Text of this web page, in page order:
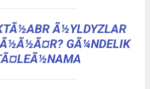
Ã½YLDYZLAR
GÃ¼NDELIK